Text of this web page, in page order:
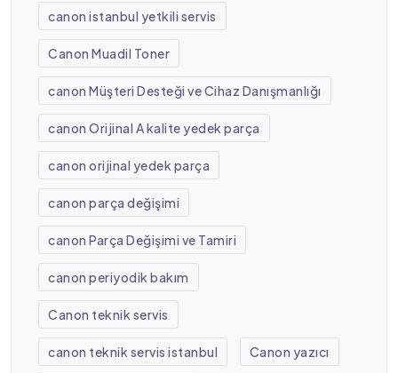
canon istanbul yetkili servis
Canon Muadil Toner
canon Müşteri Desteği ve Cihaz Danışmanlığı
canon Orijinal A kalite yedek parça
canon orijinal yedek parça
canon parça değişimi
canon Parça Değişimi ve Tamiri
canon periyodik bakım
Canon teknik servis
canon teknik servis istanbul Canon yazıcı